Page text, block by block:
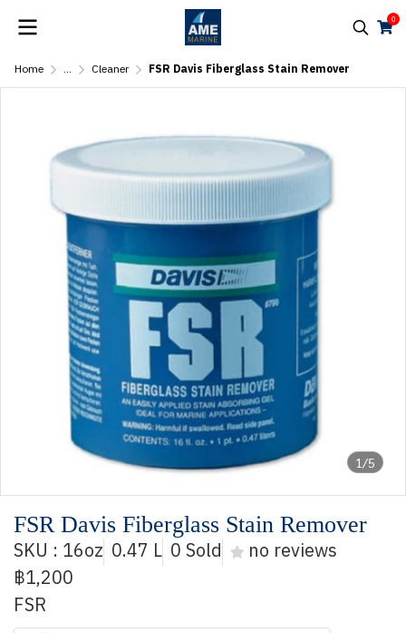
0
Home ... Cleaner FSR Davis Fiberglass Stain Remover
1/5
FSR Davis Fiberglass Stain Remover
SKU : 16oz 0.47 L 0 Sold
no reviews
฿1,200
FSR